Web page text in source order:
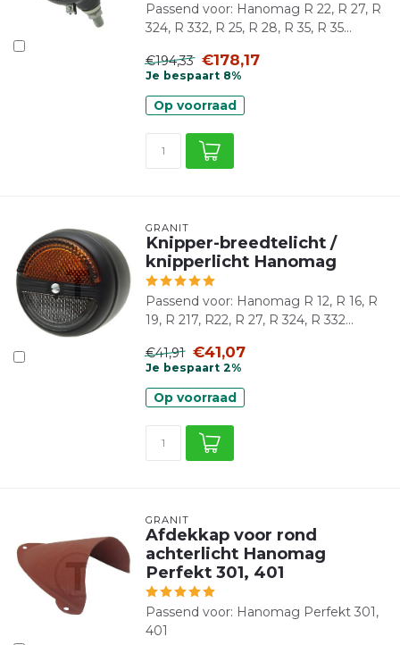
Passend voor: Hanomag R 22, R 27, R
324, R 332, R 25, R 28, R 35, R 35...
€194,33 €178,17
Je bespaart 8%
Op voorraad
GRANIT
Knipper-breedtelicht /
knipperlicht Hanomag
Passend voor: Hanomag R 12, R 16, R
19, R 217, R22, R 27, R 324, R 332...
€41,91 €41,07
Je bespaart 2%
Op voorraad
GRANIT
Afdekkap voor rond
achterlicht Hanomag
Perfekt 301, 401
Passend voor: Hanomag Perfekt 301,
401